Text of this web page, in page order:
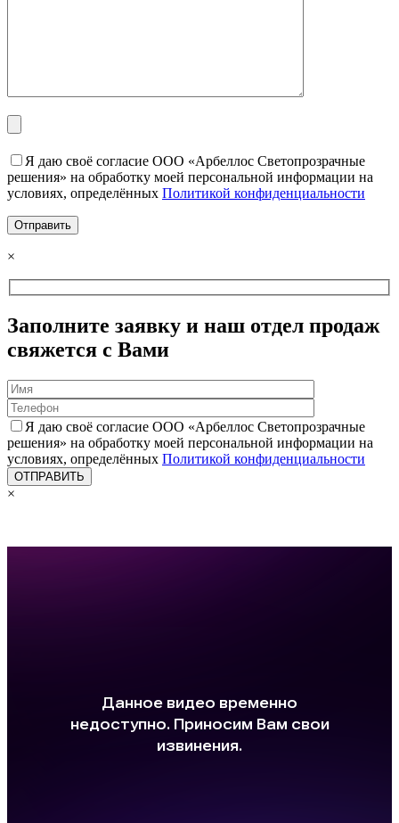
Я даю своё согласие ООО «Арбеллос Светопрозрачные
решения» на обработку моей персональной информации на
условиях, определённых Политикой конфиденциальности
×
Заполните заявку и наш отдел продаж
свяжется с Вами
Я даю своё согласие ООО «Арбеллос Светопрозрачные
решения» на обработку моей персональной информации на
условиях, определённых Политикой конфиденциальности
×